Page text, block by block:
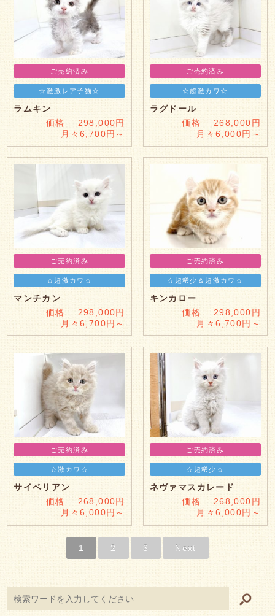
ご売約済み
☆激激レア子猫☆
ラムキン
価格 298,000円
月々6,700円～
ご売約済み
☆超激カワ☆
ラグドール
価格 268,000円
月々6,000円～
ご売約済み
☆超激カワ☆
マンチカン
価格 298,000円
月々6,700円～
ご売約済み
☆超稀少＆超激カワ☆
キンカロー
価格 298,000円
月々6,700円～
ご売約済み
☆激カワ☆
サイベリアン
価格 268,000円
月々6,000円～
ご売約済み
☆超稀少☆
ネヴァマスカレード
価格 268,000円
月々6,000円～
1 2 3 Next